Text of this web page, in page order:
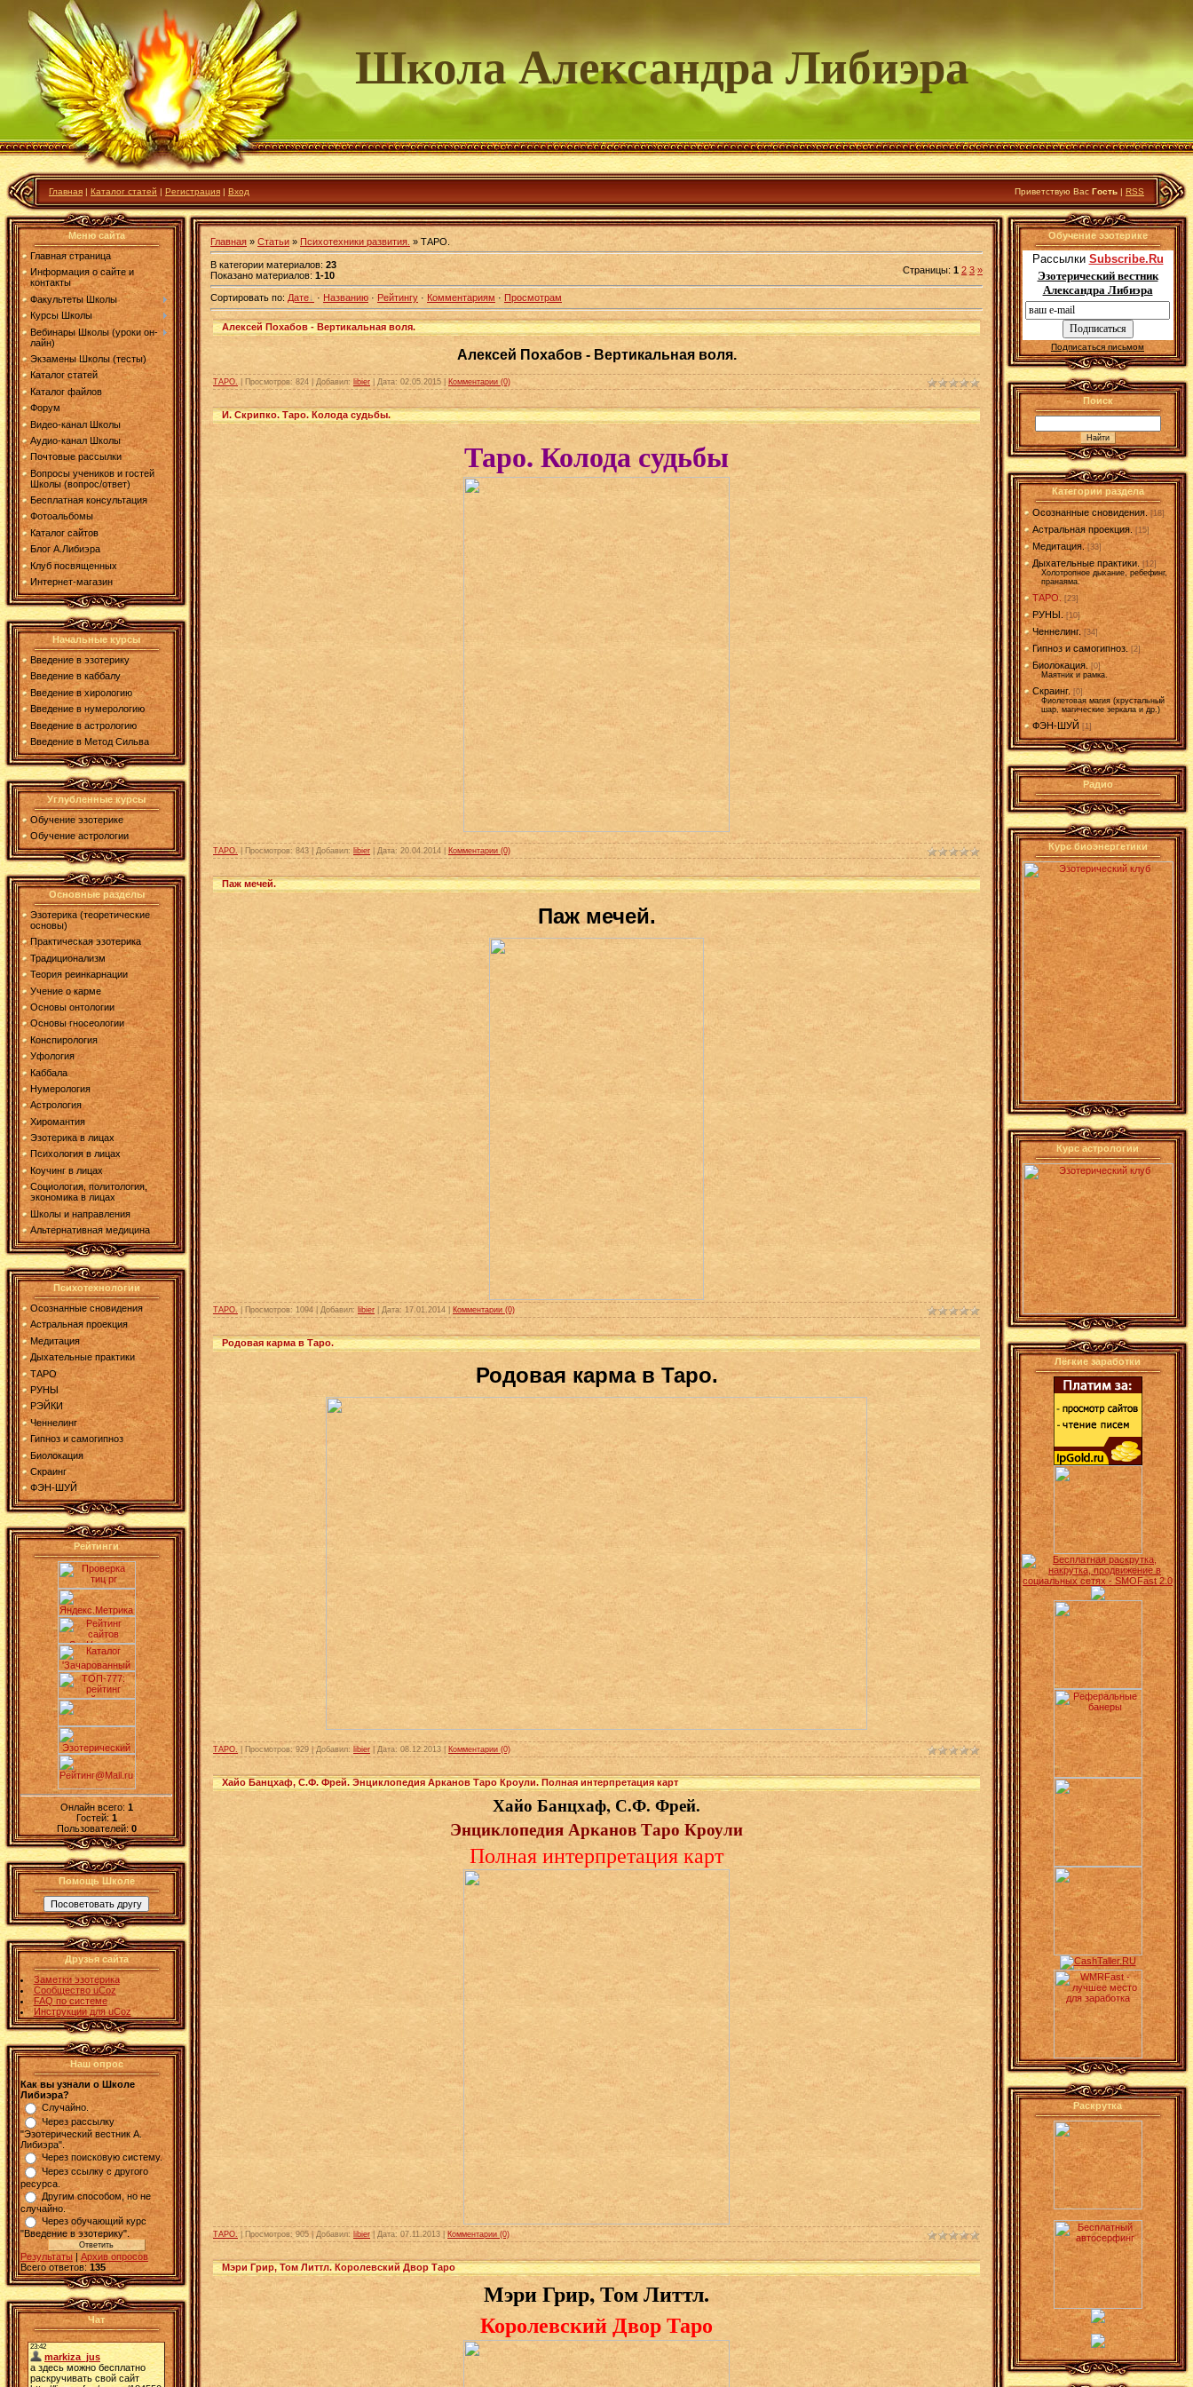
Школа Александра Либиэра
Главная | Каталог статей | Регистрация | Вход Приветствую Вас Гость | RSS
Меню сайта
Главная страница
Информация о сайте и
контакты
Факультеты Школы
Курсы Школы
Вебинары Школы (уроки он-
лайн)
Экзамены Школы (тесты)
Каталог статей
Каталог файлов
Форум
Видео-канал Школы
Аудио-канал Школы
Почтовые рассылки
Вопросы учеников и гостей
Школы (вопрос/ответ)
Бесплатная консультация
Фотоальбомы
Каталог сайтов
Блог А.Либиэра
Клуб посвященных
Интернет-магазин
Начальные курсы
Введение в эзотерику
Введение в каббалу
Введение в хирологию
Введение в нумерологию
Введение в астрологию
Введение в Метод Сильва
Углубленные курсы
Обучение эзотерике
Обучение астрологии
Основные разделы
Эзотерика (теоретические
основы)
Практическая эзотерика
Традиционализм
Теория реинкарнации
Учение о карме
Основы онтологии
Основы гносеологии
Конспирология
Уфология
Каббала
Нумерология
Астрология
Хиромантия
Эзотерика в лицах
Психология в лицах
Коучинг в лицах
Социология, политология,
экономика в лицах
Школы и направления
Альтернативная медицина
Психотехнологии
Осознанные сновидения
Астральная проекция
Медитация
Дыхательные практики
ТАРО
РУНЫ
РЭЙКИ
Ченнелинг
Гипноз и самогипноз
Биолокация
Скраинг
ФЭН-ШУЙ
Рейтинги
Онлайн всего: 1
Гостей:1
Пользователей:0
Помощь Школе
Друзья сайта
Заметки эзотерика
Сообщество uCoz
FAQ по системе
Инструкции для uCoz
Наш опрос
Как вы узнали о Школе
Либиэра?
Случайно.
Через рассылку
"Эзотерический вестник А.
Либиэра".
Через поисковую систему.
Через ссылку с другого
ресурса.
Другим способом, но не
случайно.
Через обучающий курс
"Введение в эзотерику".
Результаты | Архив опросов
Всего ответов: 135
Чат
Главная » Статьи » Психотехники развития. » ТАРО.
В категории материалов: 23
Показано материалов: 1-10 Страницы: 1 2 3 »
Сортировать по: Дате · Названию · Рейтингу · Комментариям · Просмотрам
Алексей Похабов - Вертикальная воля.
Алексей Похабов - Вертикальная воля.
ТАРО. | Просмотров: 824 | Добавил: libier | Дата: 02.05.2015 Комментарии (0)
И. Скрипко. Таро. Колода судьбы.
Таро. Колода судьбы
ТАРО. | Просмотров: 843 | Добавил: libier | Дата: 20.04.2014 Комментарии (0)
Паж мечей.
Паж мечей.
ТАРО. | Просмотров: 1094 | Добавил: libier | Дата: 17.01.2014 Комментарии (0)
Родовая карма в Таро.
Родовая карма в Таро.
ТАРО. | Просмотров: 929 | Добавил: libier | Дата: 08.12.2013 Комментарии (0)
Хайо Банцхаф, С.Ф. Фрей. Энциклопедия Арканов Таро Кроули. Полная интерпретация карт
Хайо Банцхаф, С.Ф. Фрей.
Энциклопедия Арканов Таро Кроули
Полная интерпретация карт
ТАРО. | Просмотров: 905 | Добавил: libier | Дата: 07.11.2013 Комментарии (0)
Мэри Грир, Том Литтл. Королевский Двор Таро
Мэри Грир, Том Литтл.
Королевский Двор Таро
Обучение эзотерике
Рассылки Subscribe.Ru
Эзотерический вестник
Александра Либиэра
Подписаться письмом
Поиск
Категории раздела
Осознанные сновидения.
[18]
Астральная проекция. [15]
Медитация. [33]
Дыхательные практики. [12]
Холотропное дыхание, ребефинг,
пранаяма.
ТАРО. [23]
РУНЫ. [10]
Ченнелинг. [34]
Гипноз и самогипноз. [2]
Биолокация. [0]
Маятник и рамка.
Скраинг. [0]
Фиолетовая магия (хрустальный
шар, магические зеркала и др.)
ФЭН-ШУЙ [1]
Радио
Курс биоэнергетики
Курс астрологии
Лёгкие заработки
Раскрутка